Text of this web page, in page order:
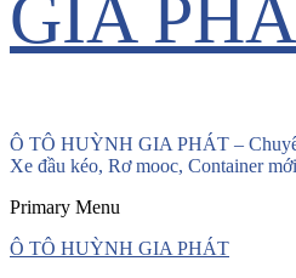
GIA
Ô TÔ HUỲNH GIA PHÁT –
Xe đầu kéo, Rơ mooc, Container
Primary Menu
Ô TÔ HUỲNH GIA PHÁT